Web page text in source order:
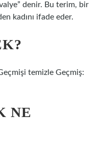
denir. Bu terim, bir
kadını ifade eder.
temizle Geçmiş:
NE